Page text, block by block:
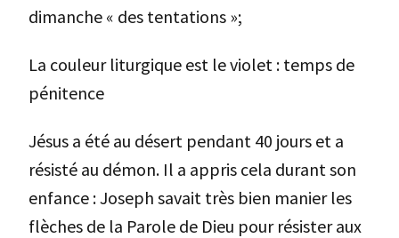
dimanche « des tentations »;
La couleur liturgique est le violet : temps de
pénitence
Jésus a été au désert pendant 40 jours et a
résisté au démon. Il a appris cela durant son
enfance : Joseph savait très bien manier les
flèches de la Parole de Dieu pour résister aux